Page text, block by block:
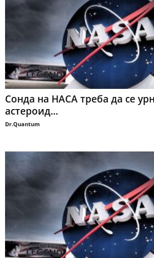
Сонда на НАСА треба да се
астероид...
Dr.Quantum